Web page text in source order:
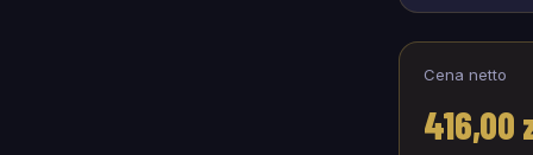
Cena netto
416,00